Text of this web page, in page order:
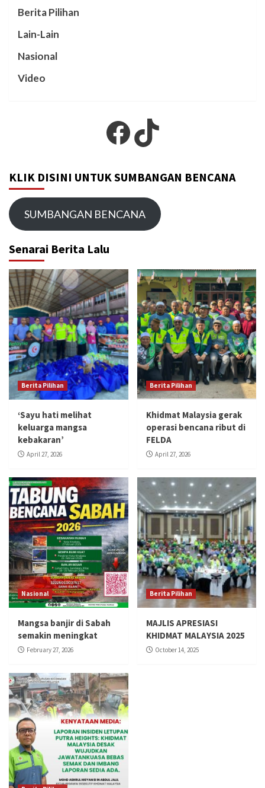
Berita Pilihan
Lain-Lain
Nasional
Video
Facebook
TikTok
KLIK DISINI UNTUK SUMBANGAN BENCANA
SUMBANGAN BENCANA
Senarai Berita Lalu
Berita Pilihan
‘Sayu hati melihat
keluarga mangsa
kebakaran’
April 27, 2026
Berita Pilihan
Khidmat Malaysia gerak
operasi bencana ribut di
FELDA
April 27, 2026
Nasional
Mangsa banjir di Sabah
semakin meningkat
February 27, 2026
Berita Pilihan
MAJLIS APRESIASI
KHIDMAT MALAYSIA 2025
October 14, 2025